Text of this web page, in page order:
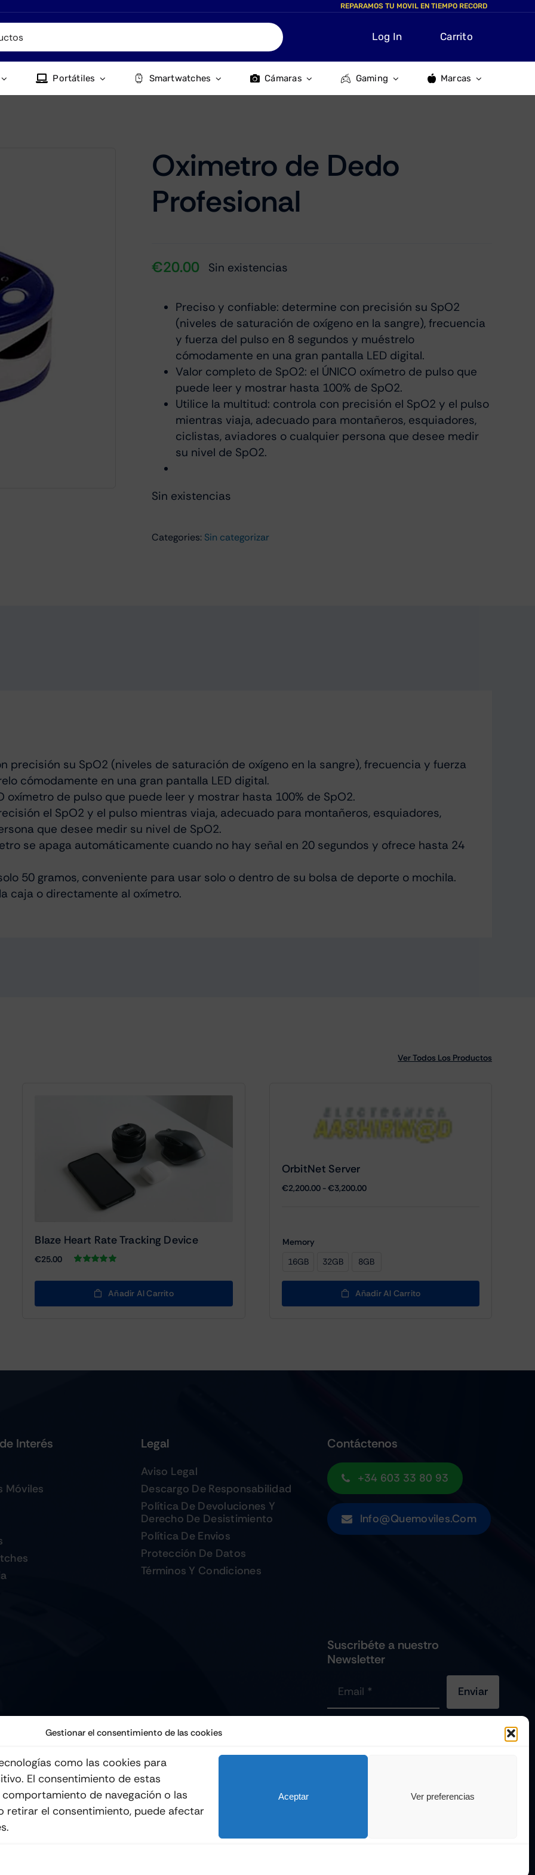
Gestionar el consentimiento de las cookies
como las cookies para
El consentimiento de estas
de navegación o las
retirar el consentimiento, puede afectar
Aceptar Ver preferencias
REPARAMOS TU MOVIL EN TIEMPO RECORD
Log In Carrito
Portátiles Smartwatches Cámaras Gaming Marcas
Oximetro de Dedo
Profesional
€20.00 Sin existencias
Preciso y confiable: determine con precisión su SpO2
(niveles de saturación de oxígeno en la sangre), frecuencia
y fuerza del pulso en 8 segundos y muéstrelo
cómodamente en una gran pantalla LED digital.
Valor completo de SpO2: el ÚNICO oxímetro de pulso que
puede leer y mostrar hasta 100% de SpO2.
Utilice la multitud: controla con precisión el SpO2 y el pulso
mientras viaja, adecuado para montañeros, esquiadores,
ciclistas, aviadores o cualquier persona que desee medir
su nivel de SpO2.
Sin existencias
Categories: Sin categorizar
precisión su SpO2 (niveles de saturación de oxígeno en la sangre), frecuencia y fuerza
cómodamente en una gran pantalla LED digital.
oxímetro de pulso que puede leer y mostrar hasta 100% de SpO2.
el SpO2 y el pulso mientras viaja, adecuado para montañeros, esquiadores,
que desee medir su nivel de SpO2.
se apaga automáticamente cuando no hay señal en 20 segundos y ofrece hasta 24
50 gramos, conveniente para usar solo o dentro de su bolsa de deporte o mochila.
caja o directamente al oxímetro.
Ver Todos Los Productos
Blaze Heart Rate Tracking Device
€25.00
con5.00de 5
en base a
valoración
de un cliente
Añadir Al Carrito
OrbitNet Server
€2,200.00 -€3,200.00Rango
€3,200.00
Memory
16GB 32GB 8GB
Añadir Al Carrito
Interés
Móviles
Legal
Aviso Legal
Descargo De Responsabilidad
Política De Devoluciones Y
Derecho De Desistimiento
Política De Envios
Protección De Datos
Términos Y Condiciones
Contáctenos
+34 603 33 80 93
Info@quemoviles.com
Suscribéte a nuestro
Newsletter
Enviar
Todos Los Derechos Reservados